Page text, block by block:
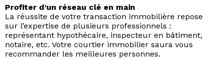
Profiter d’un réseau clé en main
La réussite de votre transaction immobilière repose
sur l’expertise de plusieurs professionnels :
représentant hypothécaire, inspecteur en bâtiment,
notaire, etc. Votre courtier immobilier saura vous
recommander les meilleures personnes.